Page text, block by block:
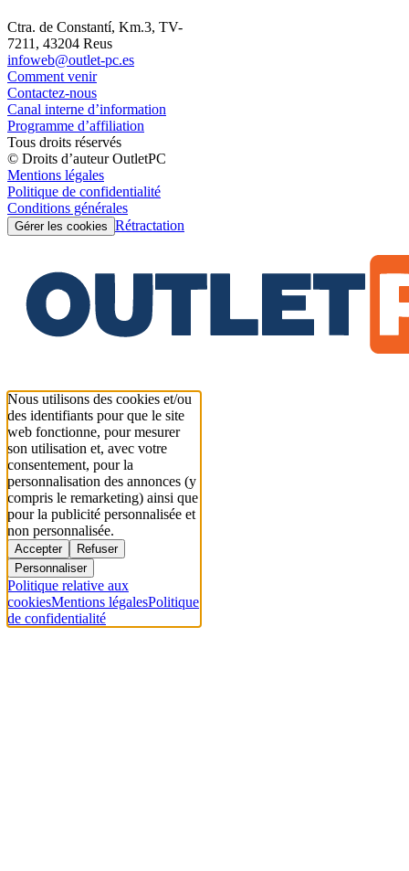
Ctra. de Constantí, Km.3, TV-
7211, 43204 Reus
infoweb@outlet-pc.es
Comment venir
Contactez-nous
Canal interne d’information
Programme d’affiliation
Tous droits réservés
© Droits d’auteur OutletPC
Mentions légales
Politique de confidentialité
Conditions générales
Gérer les cookies Rétractation
Nous utilisons des cookies et/ou
des identifiants pour que le site
web fonctionne, pour mesurer
son utilisation et, avec votre
consentement, pour la
personnalisation des annonces (y
compris le remarketing) ainsi que
pour la publicité personnalisée et
non personnalisée.
Accepter
Refuser
Personnaliser
Politique relative aux
cookiesMentions légalesPolitique
de confidentialité